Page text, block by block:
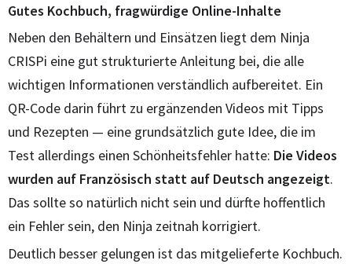
Gutes Kochbuch, fragwürdige Online-Inhalte
Neben den Behältern und Einsätzen liegt dem Ninja
CRISPi eine gut strukturierte Anleitung bei, die alle
wichtigen Informationen verständlich aufbereitet. Ein
QR-Code darin führt zu ergänzenden Videos mit Tipps
und Rezepten — eine grundsätzlich gute Idee, die im
Test allerdings einen Schönheitsfehler hatte: Die Videos
wurden auf Französisch statt auf Deutsch angezeigt.
Das sollte so natürlich nicht sein und dürfte hoffentlich
ein Fehler sein, den Ninja zeitnah korrigiert.
Deutlich besser gelungen ist das mitgelieferte Kochbuch.